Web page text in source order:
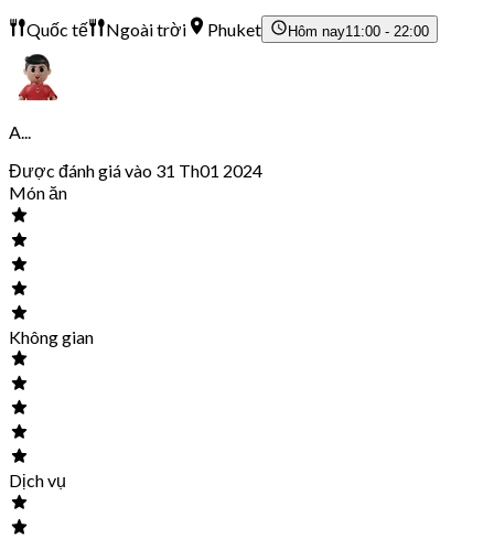
Quốc tế Ngoài trời Phuket Hôm nay11:00 - 22:00
A...
Được đánh giá vào 31 Th01 2024
Món ăn
Không gian
Dịch vụ